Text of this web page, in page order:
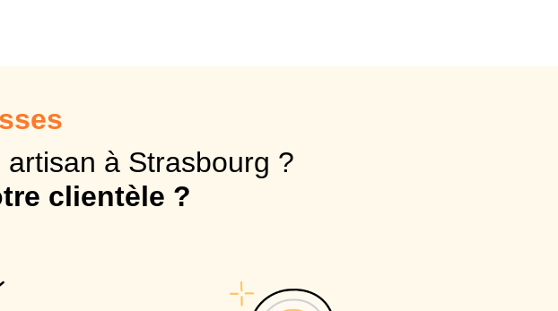
à Strasbourg ?
clientèle ?